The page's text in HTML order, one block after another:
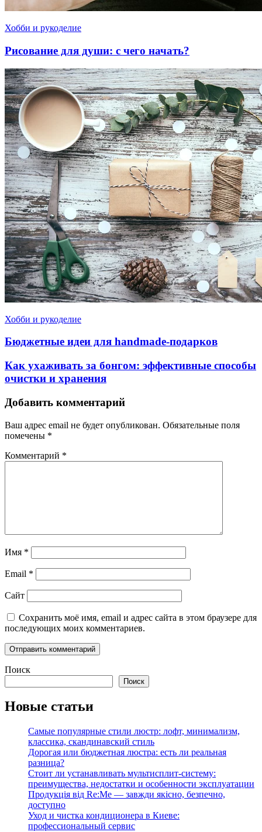
Хобби и рукоделие
Рисование для души: с чего начать?
Хобби и рукоделие
Бюджетные идеи для handmade-подарков
Как ухаживать за бонгом: эффективные способы
очистки и хранения
Добавить комментарий
Ваш адрес email не будет опубликован. Обязательные поля
помечены *
Комментарий *
Имя *
Email *
Сайт
Сохранить моё имя, email и адрес сайта в этом браузере для
последующих моих комментариев.
Поиск
Поиск
Новые статьи
Самые популярные стили люстр: лофт, минимализм,
классика, скандинавский стиль
Дорогая или бюджетная люстра: есть ли реальная
разница?
Стоит ли устанавливать мультисплит-систему:
преимущества, недостатки и особенности эксплуатации
Продукція від Re:Me — завжди якісно, безпечно,
доступно
Уход и чистка кондиционера в Киеве:
профессиональный сервис